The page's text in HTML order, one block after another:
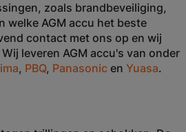
zoals brandbeveiliging,
welke AGM accu het beste
contact met ons op en wij
leveren AGM accu's van onder
, PBQ, Panasonic en Yuasa.